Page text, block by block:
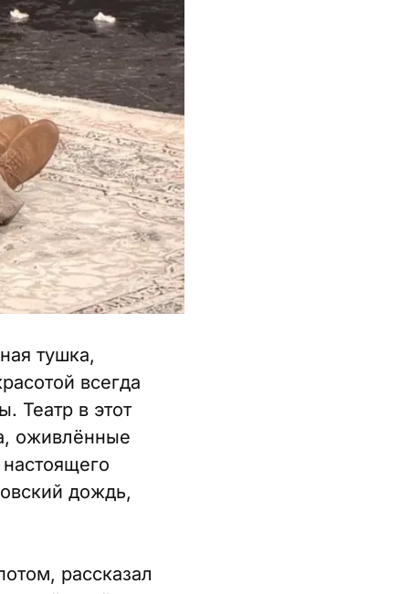
тушка,
всегда
Театр в этот
оживлённые
дождь,
рассказал